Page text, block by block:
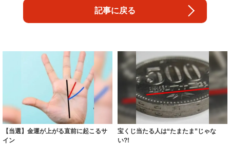
記事に戻る
【当選】金運が上がる直前に起こるサ
イン
宝くじ当たる人は“たまたま”じゃな
い?!